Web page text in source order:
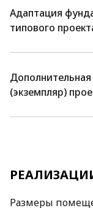
Адаптация
типового
Дополнительная
(экземпляр)
Размеры